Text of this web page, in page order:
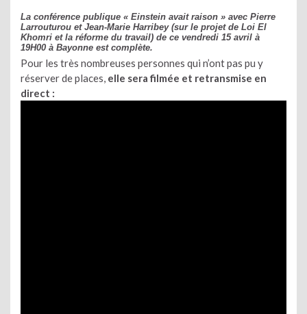
La conférence publique « Einstein avait raison » avec Pierre
Larrouturou et Jean-Marie Harribey (sur le projet de Loi El
Khomri et la réforme du travail) de ce vendredi 15 avril à
19H00 à Bayonne est complète.
Pour les très nombreuses personnes qui n’ont pas pu y
réserver de places, elle sera filmée et retransmise en
direct :